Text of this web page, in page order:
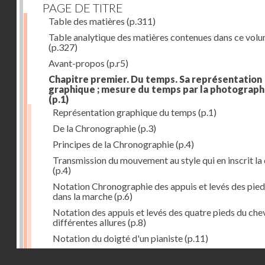
PAGE DE TITRE
Table des matières (p.311)
Table analytique des matières contenues dans ce
(p.327)
Avant-propos (p.r5)
Chapitre premier. Du temps. Sa représentation
graphique ; mesure du temps par la
(p.1)
Représentation graphique du temps (p.1)
De la Chronographie(p.3)
Principes de la Chronographie(p.4)
Transmission du mouvement au style qui en inscrit la
(p.4)
Notation Chronographie des appuis et levés des
dans la marche(p.6)
Notation des appuis et levés des quatre pieds du
différentes allures (p.8)
Notation du doigté d'un pianiste(p.11)